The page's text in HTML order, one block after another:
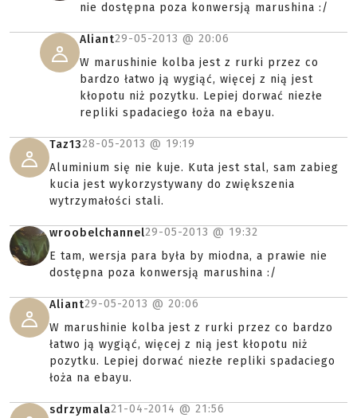
nie dostępna poza konwersją marushina :/
Aliant29-05-2013 @ 20:06
W marushinie kolba jest z rurki przez co
bardzo łatwo ją wygiąć, więcej z nią jest
kłopotu niż pozytku. Lepiej dorwać niezłe
repliki spadaciego łoża na ebayu.
Taz1328-05-2013 @ 19:19
Aluminium się nie kuje. Kuta jest stal, sam zabieg
kucia jest wykorzystywany do zwiększenia
wytrzymałości stali.
wroobelchannel29-05-2013 @ 19:32
E tam, wersja para była by miodna, a prawie nie
dostępna poza konwersją marushina :/
Aliant29-05-2013 @ 20:06
W marushinie kolba jest z rurki przez co bardzo
łatwo ją wygiąć, więcej z nią jest kłopotu niż
pozytku. Lepiej dorwać niezłe repliki spadaciego
łoża na ebayu.
sdrzymala21-04-2014 @ 21:56